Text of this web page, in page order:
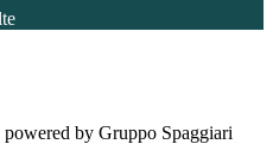
by Gruppo Spaggiari